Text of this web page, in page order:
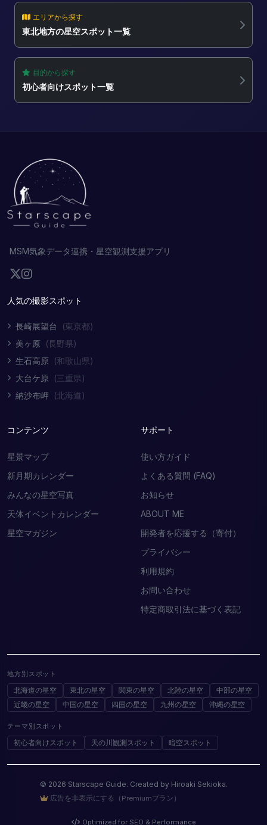
エリアから探す
東北地方の星空スポット一覧
目的から探す
初心者向けスポット一覧
MSM気象データ連携・星空観測支援アプリ
人気の撮影スポット
長崎展望台
(東京都)
美ヶ原 (長野県)
生石高原 (和歌山県)
大台ケ原 (三重県)
納沙布岬
(北海道)
コンテンツ
星景マップ
新月期カレンダー
みんなの星空写真
天体イベントカレンダー
星空マガジン
サポート
使い方ガイド
よくある質問 (FAQ)
お知らせ
ABOUT ME
開発者を応援する（寄付）
プライバシー
利用規約
お問い合わせ
特定商取引法に基づく表記
地方別スポット
北海道の星空 東北の星空 関東の星空 北陸の星空
中部の星空
近畿の星空
中国の星空 四国の星空 九州の星空 沖縄の星空
テーマ別スポット
初心者向けスポット 天の川観測スポット 暗空スポット
© 2026 Starscape Guide. Created by Hiroaki Sekioka.
広告を非表示にする（Premiumプラン）
Optimized for SEO & Performance